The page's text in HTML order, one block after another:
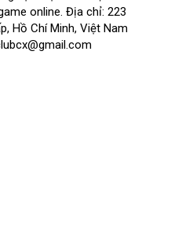
online. Địa chỉ: 223
Hồ Chí Minh, Việt Nam